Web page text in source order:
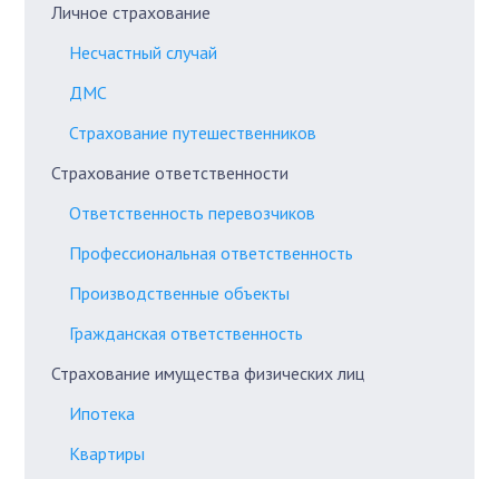
Личное страхование
Несчастный случай
ДМС
Страхование путешественников
Страхование ответственности
Ответственность перевозчиков
Профессиональная ответственность
Производственные объекты
Гражданская ответственность
Страхование имущества физических лиц
Ипотека
Квартиры